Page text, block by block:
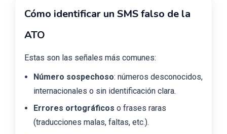
Cómo identificar un SMS falso de la
ATO
Estas son las señales más comunes:
Número sospechoso: números desconocidos,
internacionales o sin identificación clara.
Errores ortográficos o frases raras
(traducciones malas, faltas, etc.).